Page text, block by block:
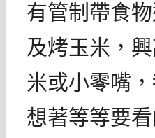
有管制帶食
及烤玉米，
米或小零嘴
想著等等要